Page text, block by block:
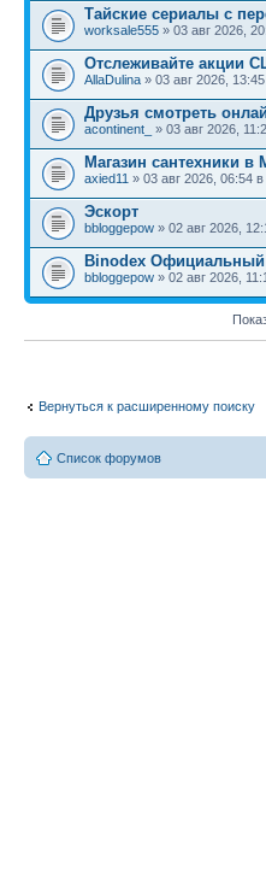
Тайские сериалы с
worksale555 » 03 авг 2026,
Отслеживайте акции
AllaDulina » 03 авг 2026,
Друзья смотреть
acontinent_ » 03 авг 2026,
Магазин сантехники в
axied11 » 03 авг 2026, 06:54
Эскорт
bbloggepow » 02 авг 2026,
Binodex Официальный
bbloggepow » 02 авг 2026,
Вернуться к расширенному поиску
Список форумов